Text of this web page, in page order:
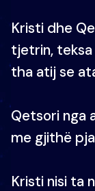
Kristi dhe
tjetrin, teksa
tha atij se
Qetsori nga
me gjithë
Kristi nisi ta